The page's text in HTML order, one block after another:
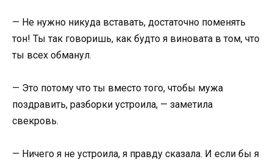
— Не нужно никуда вставать, достаточно поменять
тон! Ты так говоришь, как будто я виновата в том, что
ты всех обманул.
— Это потому что ты вместо того, чтобы мужа
поздравить, разборки устроила, — заметила
свекровь.
— Ничего я не устроила, я правду сказала. И если бы я